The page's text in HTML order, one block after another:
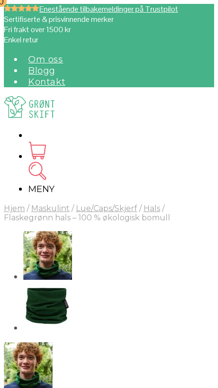
Enestående tilbakemeldinger på Trustpilot
Sertifiserte & prisvinnende merker
Fri frakt over 1500 kr
Enkel retur
Om oss
Blogg
Kontakt
MENY
Hjem / Maskulint / Lue/Caps/Skjerf / Hals /
Flaskegrønn hals – 100 % økologisk bomull